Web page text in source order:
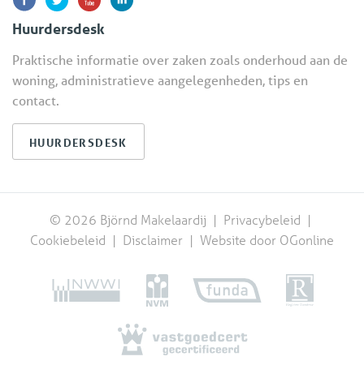
Huurdersdesk
Praktische informatie over zaken zoals onderhoud aan de
woning, administratieve aangelegenheden, tips en
contact.
HUURDERSDESK
© 2026 Björnd Makelaardij | Privacybeleid |
Cookiebeleid | Disclaimer | Website door OGonline